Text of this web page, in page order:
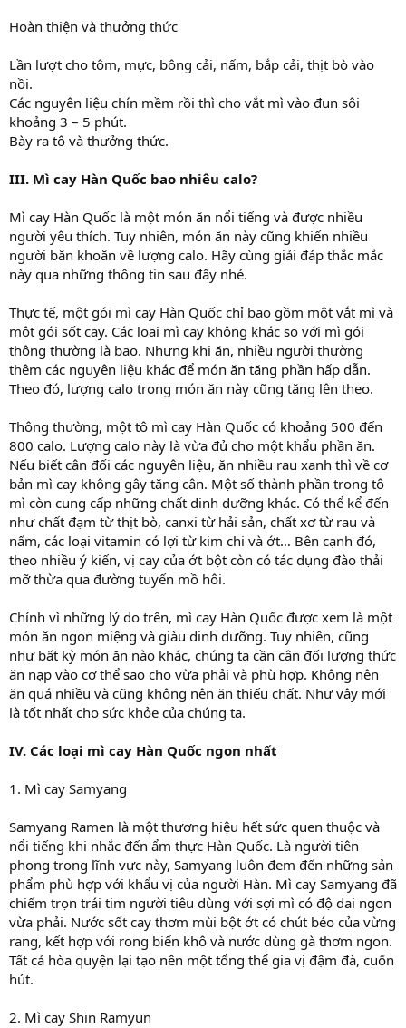
Hoàn thiện và thưởng thức
Lần lượt cho tôm, mực, bông cải, nấm, bắp cải, thịt bò vào
nồi.
Các nguyên liệu chín mềm rồi thì cho vắt mì vào đun sôi
khoảng 3 – 5 phút.
Bày ra tô và thưởng thức.
III. Mì cay Hàn Quốc bao nhiêu calo?
Mì cay Hàn Quốc là một món ăn nổi tiếng và được nhiều
người yêu thích. Tuy nhiên, món ăn này cũng khiến nhiều
người băn khoăn về lượng calo. Hãy cùng giải đáp thắc mắc
này qua những thông tin sau đây nhé.
Thực tế, một gói mì cay Hàn Quốc chỉ bao gồm một vắt mì và
một gói sốt cay. Các loại mì cay không khác so với mì gói
thông thường là bao. Nhưng khi ăn, nhiều người thường
thêm các nguyên liệu khác để món ăn tăng phần hấp dẫn.
Theo đó, lượng calo trong món ăn này cũng tăng lên theo.
Thông thường, một tô mì cay Hàn Quốc có khoảng 500 đến
800 calo. Lượng calo này là vừa đủ cho một khẩu phần ăn.
Nếu biết cân đối các nguyên liệu, ăn nhiều rau xanh thì về cơ
bản mì cay không gây tăng cân. Một số thành phần trong tô
mì còn cung cấp những chất dinh dưỡng khác. Có thể kể đến
như chất đạm từ thịt bò, canxi từ hải sản, chất xơ từ rau và
nấm, các loại vitamin có lợi từ kim chi và ớt… Bên cạnh đó,
theo nhiều ý kiến, vị cay của ớt bột còn có tác dụng đào thải
mỡ thừa qua đường tuyến mồ hôi.
Chính vì những lý do trên, mì cay Hàn Quốc được xem là một
món ăn ngon miệng và giàu dinh dưỡng. Tuy nhiên, cũng
như bất kỳ món ăn nào khác, chúng ta cần cân đối lượng thức
ăn nạp vào cơ thể sao cho vừa phải và phù hợp. Không nên
ăn quá nhiều và cũng không nên ăn thiếu chất. Như vậy mới
là tốt nhất cho sức khỏe của chúng ta.
IV. Các loại mì cay Hàn Quốc ngon nhất
1. Mì cay Samyang
Samyang Ramen là một thương hiệu hết sức quen thuộc và
nổi tiếng khi nhắc đến ẩm thực Hàn Quốc. Là người tiên
phong trong lĩnh vực này, Samyang luôn đem đến những sản
phẩm phù hợp với khẩu vị của người Hàn. Mì cay Samyang đã
chiếm trọn trái tim người tiêu dùng với sợi mì có độ dai ngon
vừa phải. Nước sốt cay thơm mùi bột ớt có chút béo của vừng
rang, kết hợp với rong biển khô và nước dùng gà thơm ngon.
Tất cả hòa quyện lại tạo nên một tổng thể gia vị đậm đà, cuốn
hút.
2. Mì cay Shin Ramyun